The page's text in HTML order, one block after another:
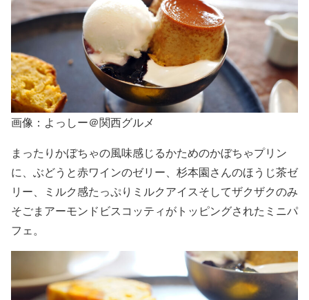
画像：よっしー＠関西グルメ
まったりかぼちゃの風味感じるかためのかぼちゃプリン
に、ぶどうと赤ワインのゼリー、杉本園さんのほうじ茶ゼ
リー、ミルク感たっぷりミルクアイスそしてザクザクのみ
そごまアーモンドビスコッティがトッピングされたミニパ
フェ。